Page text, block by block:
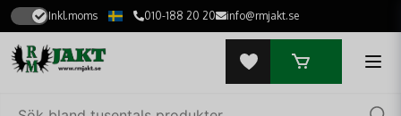
Inkl.moms 010-188 20 20 info@rmjakt.se